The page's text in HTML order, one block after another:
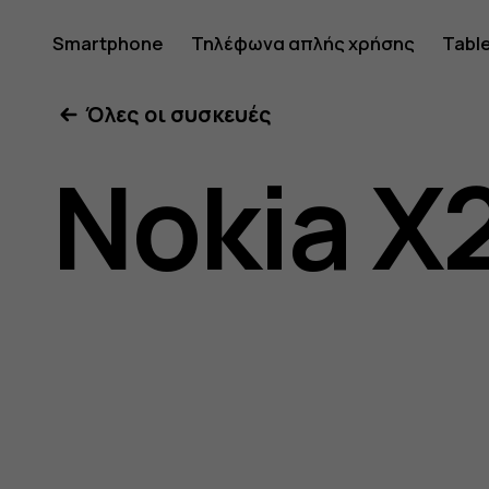
Οδηγίες
χρήσης
Nokia
Smartphone Τηλέφωνα απλής χρήσης
Όλες οι συσκευές
Nokia